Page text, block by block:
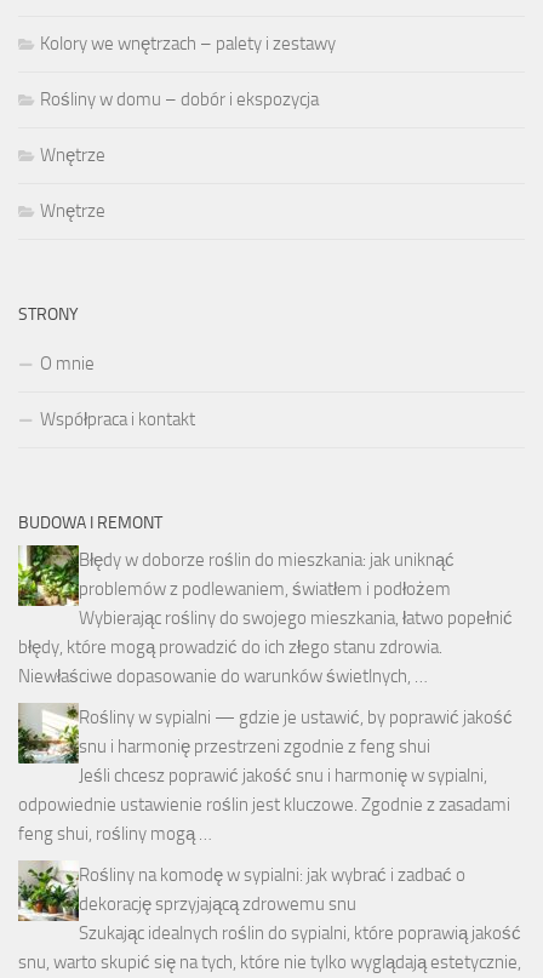
Kolory we wnętrzach – palety i zestawy
Rośliny w domu – dobór i ekspozycja
Wnętrze
Wnętrze
STRONY
O mnie
Współpraca i kontakt
BUDOWA I REMONT
Błędy w doborze roślin do mieszkania: jak uniknąć
problemów z podlewaniem, światłem i podłożem
Wybierając rośliny do swojego mieszkania, łatwo popełnić
błędy, które mogą prowadzić do ich złego stanu zdrowia.
Niewłaściwe dopasowanie do warunków świetlnych, …
Rośliny w sypialni — gdzie je ustawić, by poprawić jakość
snu i harmonię przestrzeni zgodnie z feng shui
Jeśli chcesz poprawić jakość snu i harmonię w sypialni,
odpowiednie ustawienie roślin jest kluczowe. Zgodnie z zasadami
feng shui, rośliny mogą …
Rośliny na komodę w sypialni: jak wybrać i zadbać o
dekorację sprzyjającą zdrowemu snu
Szukając idealnych roślin do sypialni, które poprawią jakość
snu, warto skupić się na tych, które nie tylko wyglądają estetycznie,